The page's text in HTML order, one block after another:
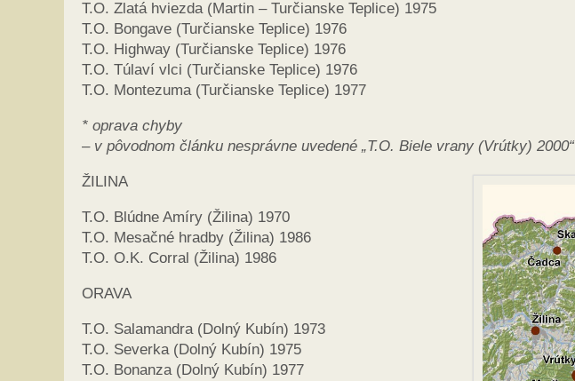
T.O. Zlatá hviezda (Martin – Turčianske Teplice) 1975
T.O. Bongave (Turčianske Teplice) 1976
T.O. Highway (Turčianske Teplice) 1976
T.O. Túlaví vlci (Turčianske Teplice) 1976
T.O. Montezuma (Turčianske Teplice) 1977
* oprava chyby
– v pôvodnom článku nesprávne uvedené „T.O. Biele vrany (Vrútky) 2000“
ŽILINA
T.O. Blúdne Amíry (Žilina) 1970
T.O. Mesačné hradby (Žilina) 1986
T.O. O.K. Corral (Žilina) 1986
ORAVA
T.O. Salamandra (Dolný Kubín) 1973
T.O. Severka (Dolný Kubín) 1975
T.O. Bonanza (Dolný Kubín) 1977